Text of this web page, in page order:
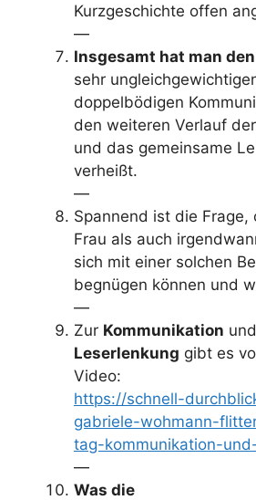
Kurzgeschichte offen
—
Insgesamt hat man
sehr
doppelbödigen
den weiteren Verlauf
und das gemeinsame
verheißt.
—
Spannend ist die Frage,
Frau als auch
sich mit einer solchen
begnügen können und
—
Zur Kommunikation
Leserlenkung gibt es
Video:
https://schnell-
gabriele-wohmann-
tag-kommunikation-
—
Was die